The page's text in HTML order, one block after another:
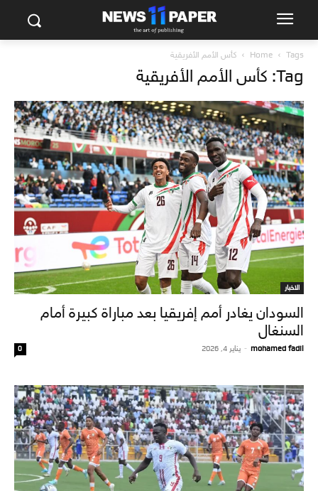
Home Tags كأس الأمم الأفريقية
Tag: كأس الأمم الأفريقية
الاخبار
السودان يغادر أمم إفريقيا بعد مباراة كبيرة أمام
السنغال
mohamed fadil
- يناير 4, 2026 0